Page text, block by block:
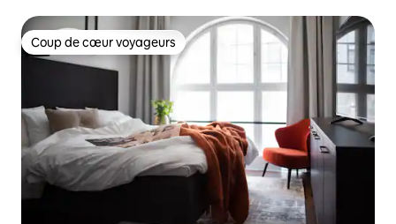
Coup de cœur voyageurs
Coup de cœur voyageurs